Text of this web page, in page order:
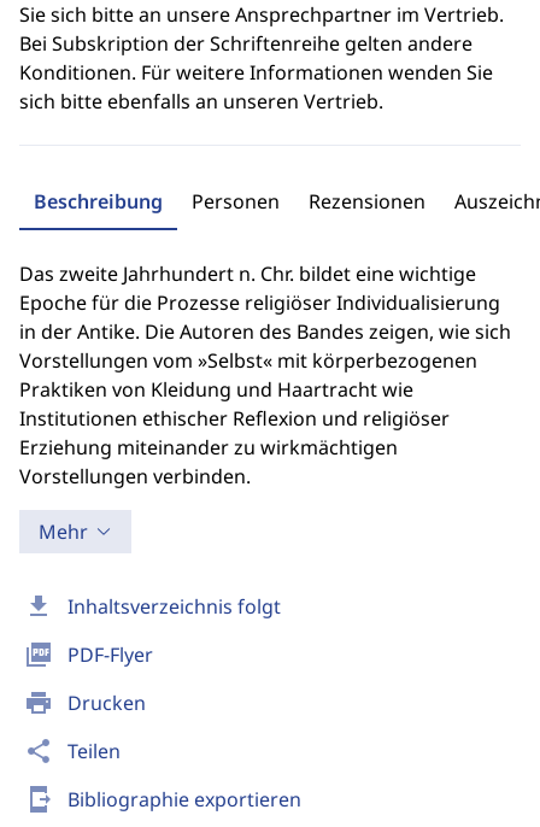
download Inhaltsverzeichnis folgt
picture_as_pdf PDF-Flyer
print Drucken
share Teilen
send_to_mobile Bibliographie exportieren
Sie sich bitte an unsere Ansprechpartner im Vertrieb.
Bei Subskription der Schriftenreihe gelten andere
Konditionen. Für weitere Informationen wenden Sie
sich bitte ebenfalls an unseren Vertrieb.
Beschreibung Personen Rezensionen
Das zweite Jahrhundert n. Chr. bildet eine wichtige
Epoche für die Prozesse religiöser Individualisierung
in der Antike. Die Autoren des Bandes zeigen, wie sich
Vorstellungen vom »Selbst« mit körperbezogenen
Praktiken von Kleidung und Haartracht wie
Institutionen ethischer Reflexion und religiöser
Erziehung miteinander zu wirkmächtigen
Vorstellungen verbinden.
Mehr